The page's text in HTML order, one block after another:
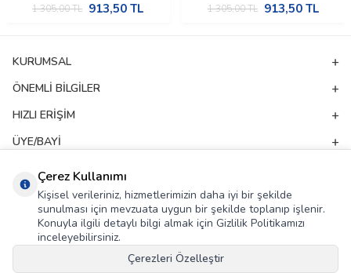
1.305,00TL 913,50 TL 1.305,00TL 913,50TL
KURUMSAL
ÖNEMLI BILGILER
HIZLI ERIŞIM
ÜYE/BAYI
ADRES & İLETIŞIM
E-Bülten Aboneliği
Kampanya ve yeniliklerden haberdar olmak için e-bültenimize abone olun!
Çerez Kullanımı
Kişisel verileriniz, hizmetlerimizin daha iyi bir şekilde
sunulması için mevzuata uygun bir şekilde toplanıp işlenir.
Konuyla ilgili detaylı bilgi almak için Gizlilik Politikamızı
inceleyebilirsiniz.
Çerezleri Özelleştir